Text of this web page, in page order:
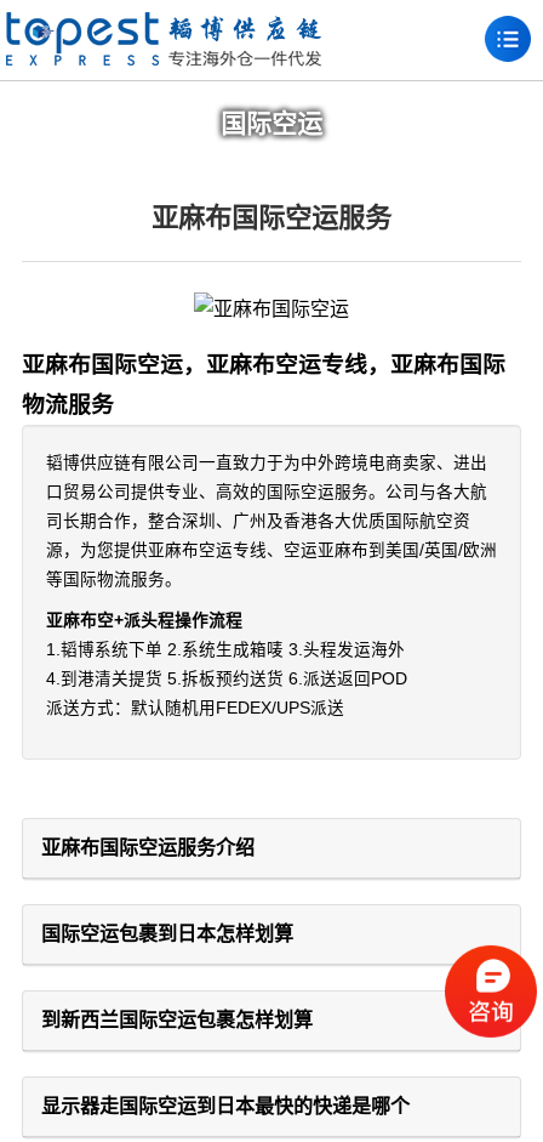
国际空运
亚麻布国际空运服务
亚麻布国际空运，亚麻布空运专线，亚麻布国际
物流服务
韬博供应链有限公司一直致力于为中外跨境电商卖家、进出
口贸易公司提供专业、高效的国际空运服务。公司与各大航
司长期合作，整合深圳、广州及香港各大优质国际航空资
源，为您提供亚麻布空运专线、空运亚麻布到美国/英国/欧洲
等国际物流服务。
亚麻布空+派头程操作流程
1.韬博系统下单 2.系统生成箱唛 3.头程发运海外
4.到港清关提货 5.拆板预约送货 6.派送返回POD
派送方式：默认随机用FEDEX/UPS派送
亚麻布国际空运服务介绍
国际空运包裹到日本怎样划算
到新西兰国际空运包裹怎样划算
显示器走国际空运到日本最快的快递是哪个